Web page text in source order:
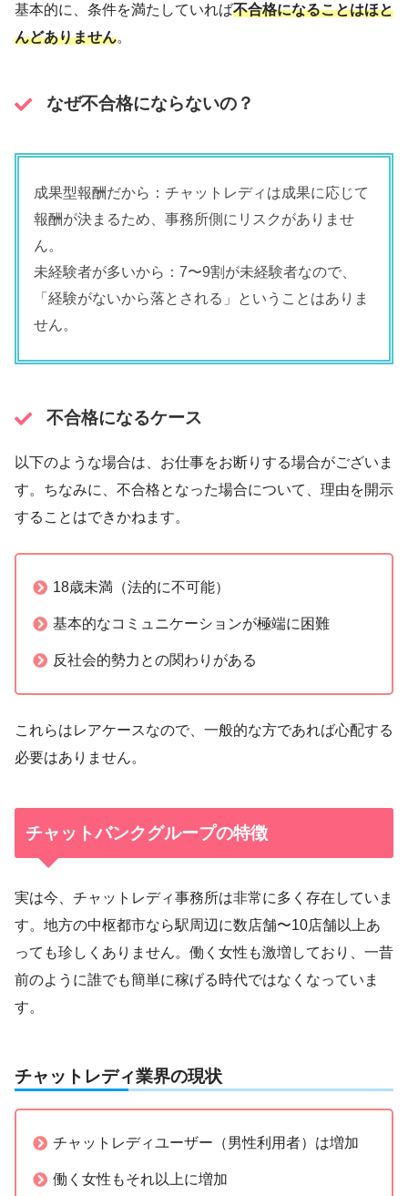
基本的に、条件を満たしていれば不合格になることはほと
んどありません。
なぜ不合格にならないの？
成果型報酬だから：チャットレディは成果に応じて
報酬が決まるため、事務所側にリスクがありませ
ん。
未経験者が多いから：7〜9割が未経験者なので、
「経験がないから落とされる」ということはありま
せん。
不合格になるケース
以下のような場合は、お仕事をお断りする場合がございま
す。ちなみに、不合格となった場合について、理由を開示
することはできかねます。
18歳未満（法的に不可能）
基本的なコミュニケーションが極端に困難
反社会的勢力との関わりがある
これらはレアケースなので、一般的な方であれば心配する
必要はありません。
チャットバンクグループの特徴
実は今、チャットレディ事務所は非常に多く存在していま
す。地方の中枢都市なら駅周辺に数店舗〜10店舗以上あ
っても珍しくありません。働く女性も激増しており、一昔
前のように誰でも簡単に稼げる時代ではなくなっていま
す。
チャットレディ業界の現状
チャットレディユーザー（男性利用者）は増加
働く女性もそれ以上に増加